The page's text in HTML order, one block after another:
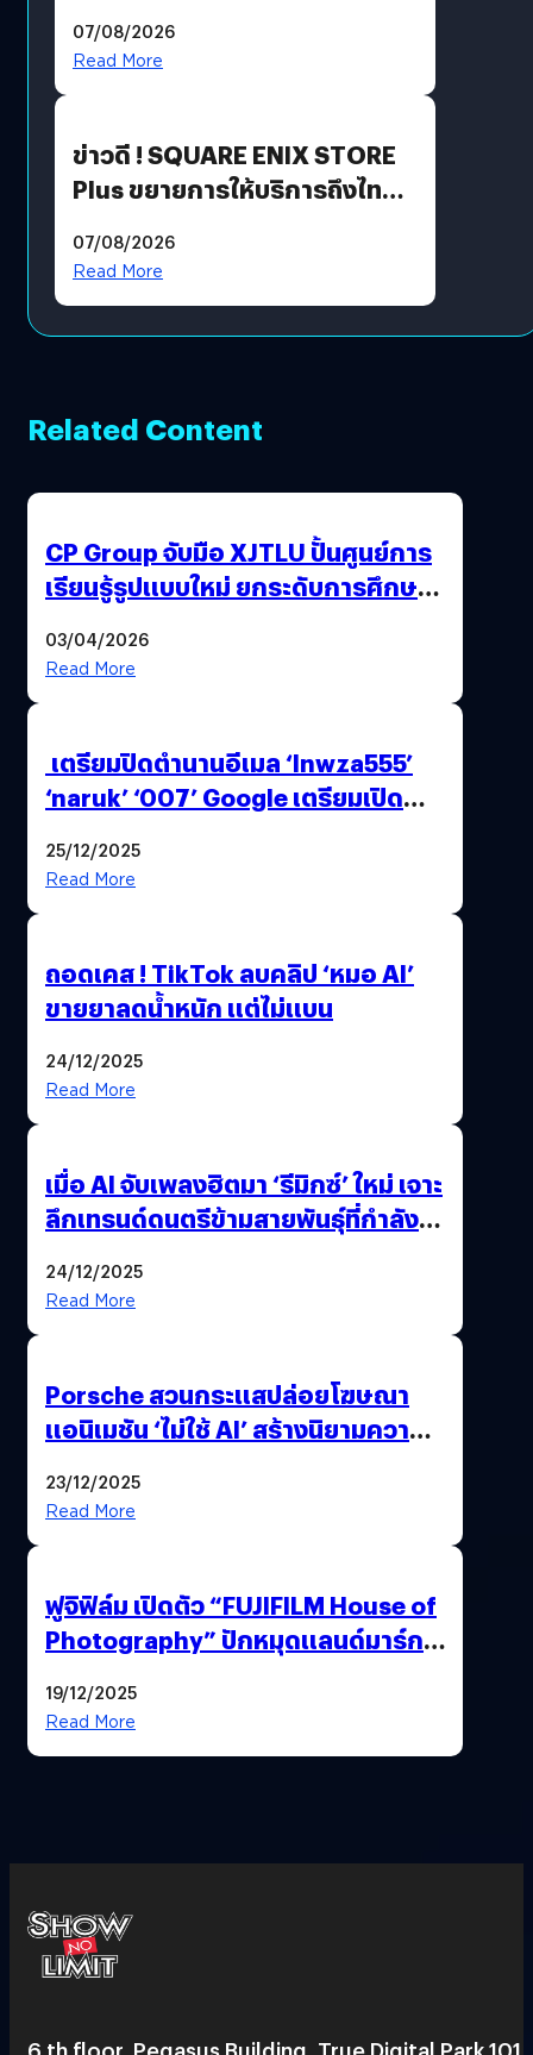
07/08/2026
Read More
ข่าวดี ! SQUARE ENIX STORE
Plus ขยายการให้บริการถึงไทย
โดยตรง
07/08/2026
Read More
Related Content
CP Group จับมือ XJTLU ปั้นศูนย์การ
เรียนรู้รูปแบบใหม่ ยกระดับการศึกษา
03/04/2026
Read More
เตรียมปิดตำนานอีเมล ‘lnwza555’
‘naruk’ ‘007’ Google เตรียมเปิด
25/12/2025
Read More
ถอดเคส ! TikTok ลบคลิป ‘หมอ AI’
ขายยาลดน้ำหนัก แต่ไม่แบน
24/12/2025
Read More
เมื่อ AI จับเพลงฮิตมา ‘รีมิกซ์’ ใหม่ เจาะ
ลึกเทรนด์ดนตรีข้ามสายพันธุ์ที่กำลัง
24/12/2025
Read More
Porsche สวนกระแสปล่อยโฆษณา
แอนิเมชัน ‘ไม่ใช้ AI’ สร้างนิยามความ
23/12/2025
Read More
ฟูจิฟิล์ม เปิดตัว “FUJIFILM House of
Photography” ปักหมุดแลนด์มาร์ก
19/12/2025
Read More